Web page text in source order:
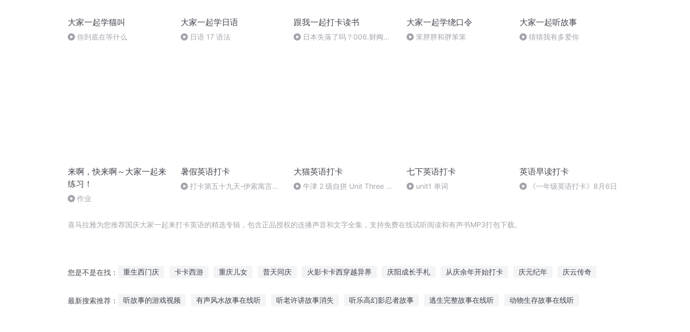
大家一起学猫叫
你到底在等什么
大家一起学日语
日语 17 语法
跟我一起打卡读书
日本失落了吗？006.财阀及
大家一起学绕口令
笨胖胖和胖笨笨
大家一起听故事
猜猜我有多爱你
来啊，快来啊～大家一起来
练习！
作业
暑假英语打卡
打卡第五十九天-伊索寓言
大猫英语打卡
牛津 2 级自拼 Unit Three 故
七下英语打卡
unit1 单词
英语早读打卡
《一年级英语打卡》8月6日
喜马拉雅为您推荐国庆大家一起来打卡英语的精选专辑，包含正品授权的连播声音和文字全集，支持免费在线试听阅读和有声书MP3打包下载。
您是不是在找： 重生西门庆 卡卡西游 重庆儿女 普天同庆 火影卡卡西穿越异界 庆阳成长手札 从庆余年开始打卡 庆元纪年 庆云传奇
最新搜索推荐： 听故事的游戏视频 有声风水故事在线听 听老许讲故事消失 听乐高幻影忍者故事 逃生完整故事在线听 动物生存故事在线听